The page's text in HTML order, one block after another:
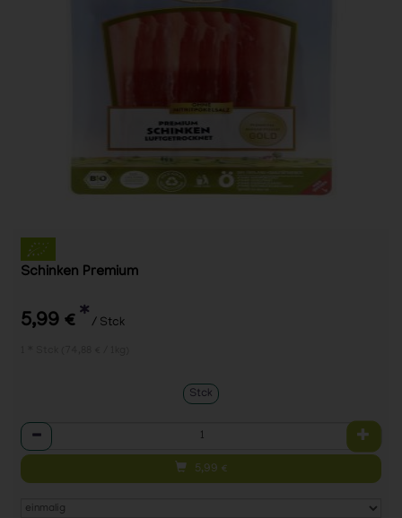
Schinken Premium
5,99 € * / Stck
Stck
Anzahl
5,99 €